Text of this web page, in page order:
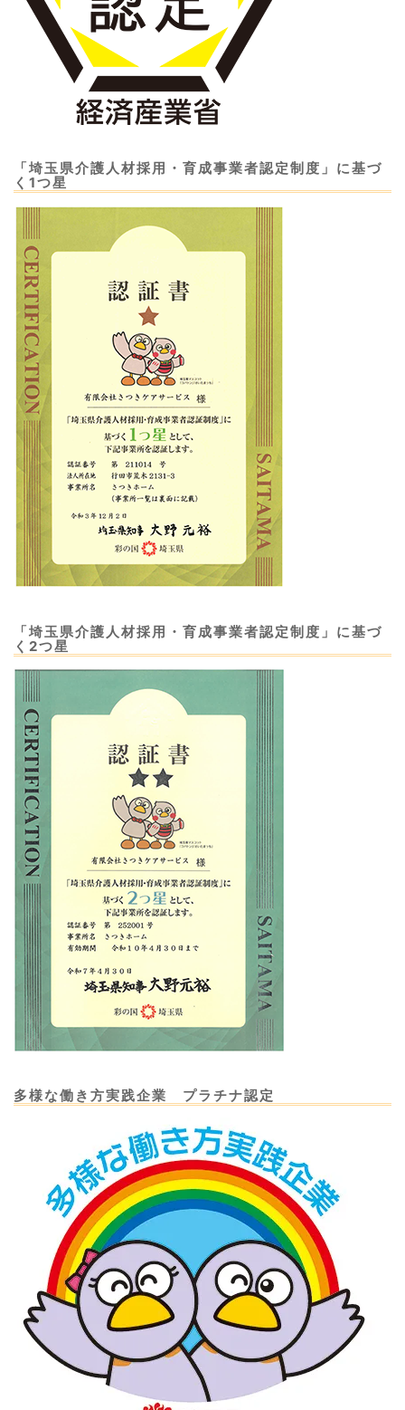
「埼玉県介護人材採用・育成事業者認定制度」に基づ
く1つ星
「埼玉県介護人材採用・育成事業者認定制度」に基づ
く2つ星
多様な働き方実践企業 プラチナ認定